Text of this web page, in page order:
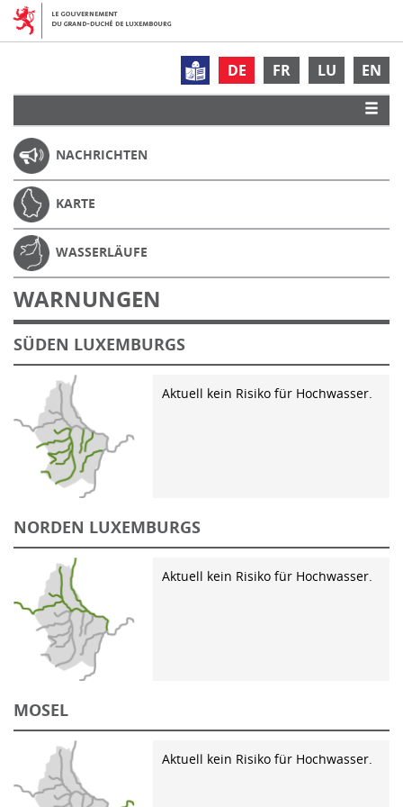
DE FR LU EN
NACHRICHTEN
KARTE
WASSERLÄUFE
WARNUNGEN
SÜDEN LUXEMBURGS
Aktuell kein Risiko für Hochwasser.
NORDEN LUXEMBURGS
Aktuell kein Risiko für Hochwasser.
MOSEL
Aktuell kein Risiko für Hochwasser.